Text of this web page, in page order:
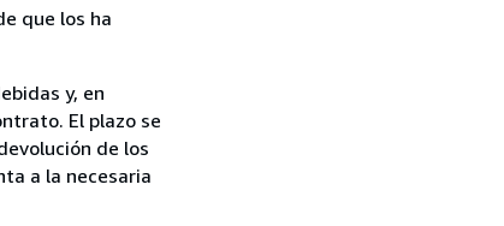
que los ha
y, en
El plazo se
de los
a la necesaria